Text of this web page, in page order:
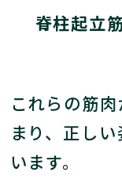
脊柱起立
これらの筋
まり、正し
います。